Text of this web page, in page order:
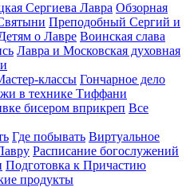
Сергиева Лавра Обзорная
Преподобный Сергий и
о Лавре Воинская слава
Лавра и Московская духовная
классы Гончарное дело
в технике Тиффани
бисером вприкреп Все
Где побывать Виртуальное
Расписание богослужений
Подготовка к Причастию
продукты